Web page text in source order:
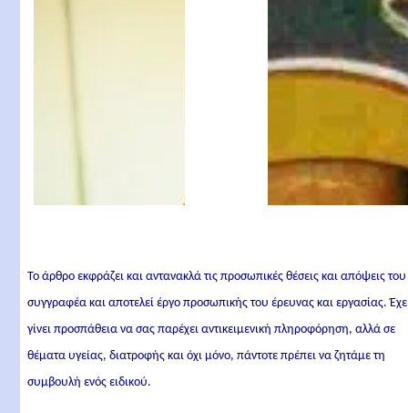
Το άρθρο εκφράζει και αντανακλά τις προσωπικές θέσεις και απόψεις του
συγγραφέα και αποτελεί έργο προσωπικής του έρευνας και εργασίας.
γίνει προσπάθεια να σας παρέχει αντικειμενική πληροφόρηση, αλλά σε
θέματα υγείας, διατροφής και όχι μόνο, πάντοτε πρέπει να ζητάμε τη
συμβουλή ενός ειδικού.